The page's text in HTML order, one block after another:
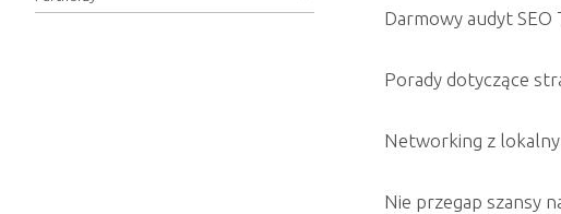
Darmowy audyt
Porady dotyczące
Networking z
Nie przegap szansy